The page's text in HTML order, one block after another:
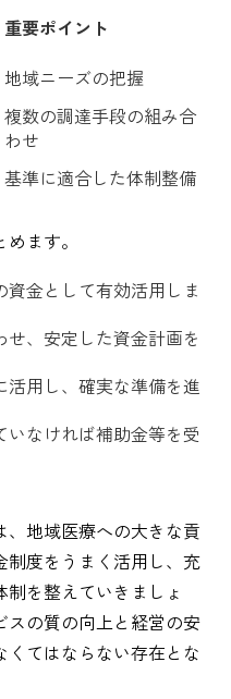
重要ポイント
地域ニーズの把握
複数の調達手段の組み合
わせ
基準に適合した体制整備
ます。
金として有効活用しま
、安定した資金計画を
用し、確実な準備を進
なければ補助金等を受
地域医療への大きな貢
度をうまく活用し、充
を整えていきましょ
スの質の向上と経営の安
てはならない存在とな